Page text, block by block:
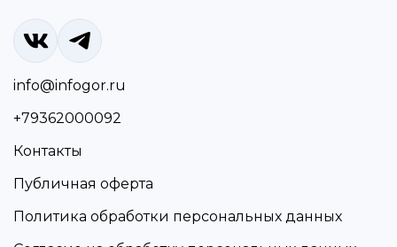
info@infogor.ru
+79362000092
Контакты
Публичная оферта
Политика обработки персональных данных